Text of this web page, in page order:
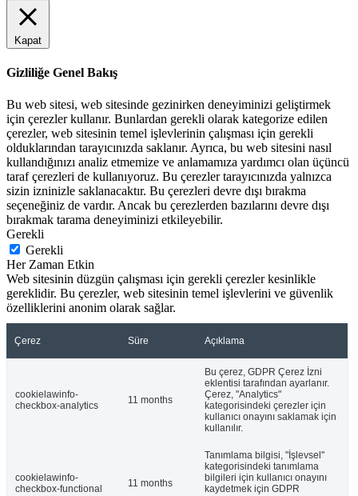
Kapat
Gizliliğe Genel Bakış
Bu web sitesi, web sitesinde gezinirken deneyiminizi geliştirmek
için çerezler kullanır. Bunlardan gerekli olarak kategorize edilen
çerezler, web sitesinin temel işlevlerinin çalışması için gerekli
olduklarından tarayıcınızda saklanır. Ayrıca, bu web sitesini nasıl
kullandığınızı analiz etmemize ve anlamamıza yardımcı olan üçüncü
taraf çerezleri de kullanıyoruz. Bu çerezler tarayıcınızda yalnızca
sizin izninizle saklanacaktır. Bu çerezleri devre dışı bırakma
seçeneğiniz de vardır. Ancak bu çerezlerden bazılarını devre dışı
bırakmak tarama deneyiminizi etkileyebilir.
Gerekli
Gerekli
Her Zaman Etkin
Web sitesinin düzgün çalışması için gerekli çerezler kesinlikle
gereklidir. Bu çerezler, web sitesinin temel işlevlerini ve güvenlik
özelliklerini anonim olarak sağlar.
Çerez Süre Açıklama
cookielawinfo-
checkbox-analytics
11 months
Bu çerez, GDPR Çerez İzni
eklentisi tarafından ayarlanır.
Çerez, "Analytics"
kategorisindeki çerezler için
kullanıcı onayını saklamak için
kullanılır.
cookielawinfo-
checkbox-functional
11 months
Tanımlama bilgisi, "İşlevsel"
kategorisindeki tanımlama
bilgileri için kullanıcı onayını
kaydetmek için GDPR